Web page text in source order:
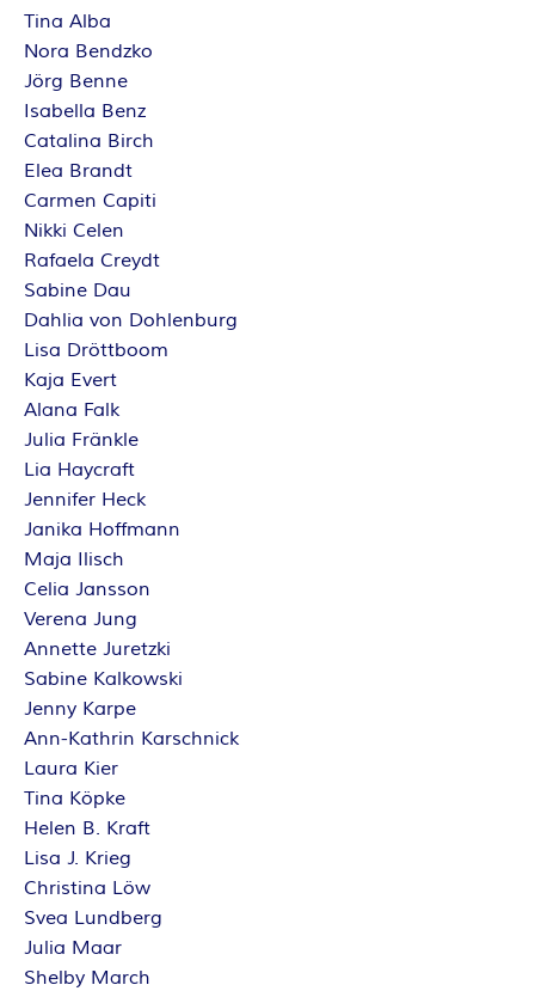
Tina Alba
Nora Bendzko
Jörg Benne
Isabella Benz
Catalina Birch
Elea Brandt
Carmen Capiti
Nikki Celen
Rafaela Creydt
Sabine Dau
Dahlia von Dohlenburg
Lisa Dröttboom
Kaja Evert
Alana Falk
Julia Fränkle
Lia Haycraft
Jennifer Heck
Janika Hoffmann
Maja Ilisch
Celia Jansson
Verena Jung
Annette Juretzki
Sabine Kalkowski
Jenny Karpe
Ann-Kathrin Karschnick
Laura Kier
Tina Köpke
Helen B. Kraft
Lisa J. Krieg
Christina Löw
Svea Lundberg
Julia Maar
Shelby March